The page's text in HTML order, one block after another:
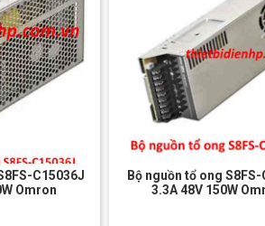
C15036J
Omron
Bộ nguồn tổ ong
3.3A 48V 150W